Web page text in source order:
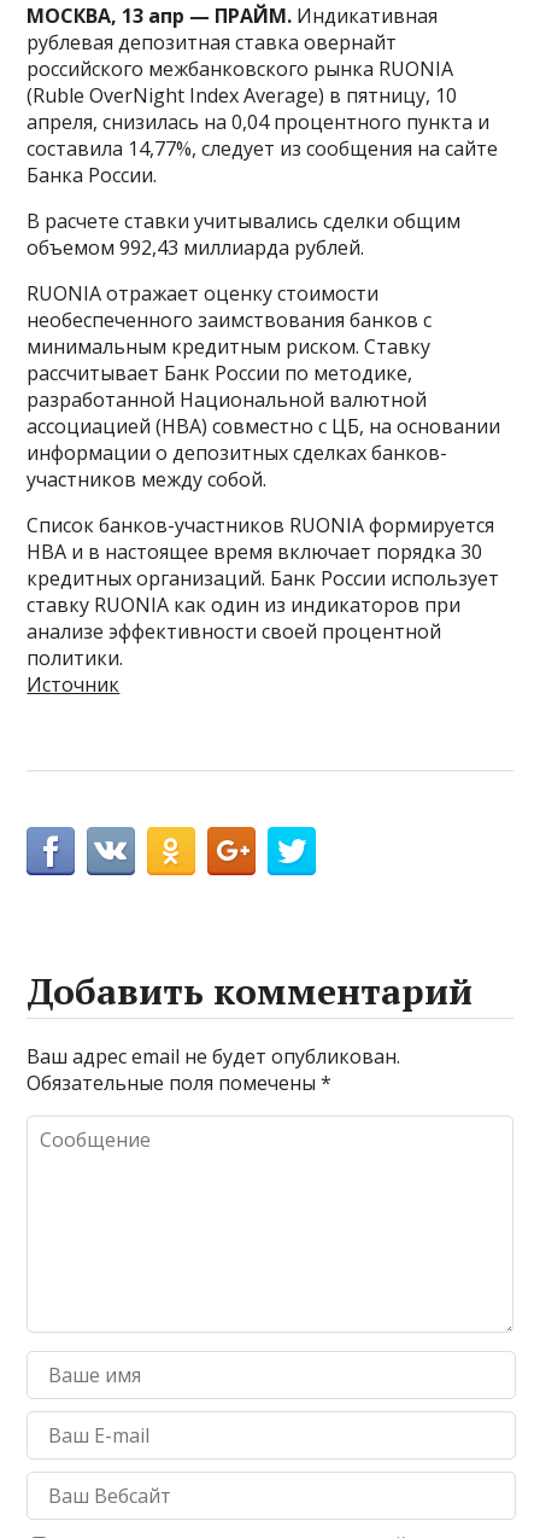
МОСКВА, 13 апр — ПРАЙМ. Индикативная
рублевая депозитная ставка овернайт
российского межбанковского рынка RUONIA
(Ruble OverNight Index Average) в пятницу, 10
апреля, снизилась на 0,04 процентного пункта и
составила 14,77%, следует из сообщения на сайте
Банка России.
В расчете ставки учитывались сделки общим
объемом 992,43 миллиарда рублей.
RUONIA отражает оценку стоимости
необеспеченного заимствования банков с
минимальным кредитным риском. Ставку
рассчитывает Банк России по методике,
разработанной Национальной валютной
ассоциацией (НВА) совместно с ЦБ, на основании
информации о депозитных сделках банков-
участников между собой.
Список банков-участников RUONIA формируется
НВА и в настоящее время включает порядка 30
кредитных организаций. Банк России использует
ставку RUONIA как один из индикаторов при
анализе эффективности своей процентной
политики.
Источник
Добавить комментарий
Ваш адрес email не будет опубликован.
Обязательные поля помечены*